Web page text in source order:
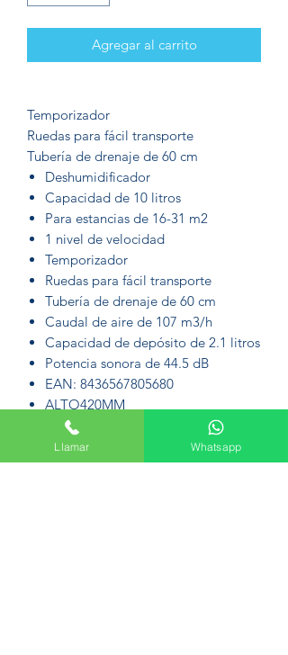
Agregar al carrito
Temporizador
Ruedas para fácil transporte
Tubería de drenaje de 60 cm
Deshumidificador
Capacidad de 10 litros
Para estancias de 16-31 m2
1 nivel de velocidad
Temporizador
Ruedas para fácil transporte
Tubería de drenaje de 60 cm
Caudal de aire de 107 m3/h
Capacidad de depósito de 2.1 litros
Potencia sonora de 44.5 dB
EAN: 8436567805680
ALTO420MM
ANCHO320MM
FONDO215MM
Llamar Whatsapp